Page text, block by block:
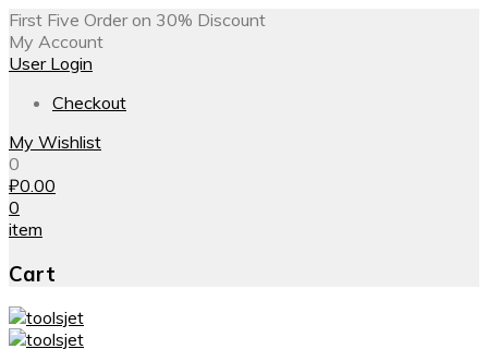
First Five Order on 30% Discount
My Account
User Login
Checkout
My Wishlist
0
₽0.00
0
item
Cart